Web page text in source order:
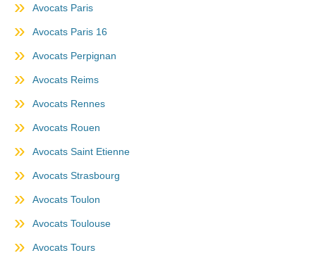
Avocats Paris
Avocats Paris 16
Avocats Perpignan
Avocats Reims
Avocats Rennes
Avocats Rouen
Avocats Saint Etienne
Avocats Strasbourg
Avocats Toulon
Avocats Toulouse
Avocats Tours